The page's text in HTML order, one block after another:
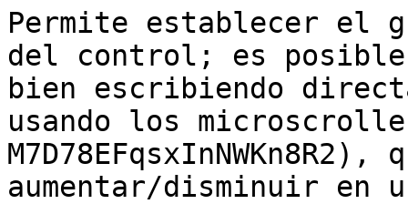
Permite establecer el
del control; es
bien escribiendo
usando los
aumentar/disminuir en